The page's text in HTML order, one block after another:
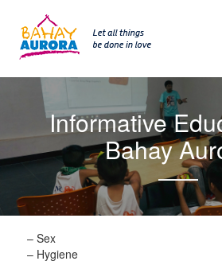
content
Informative
Bahay
– Sex
– Hygiene